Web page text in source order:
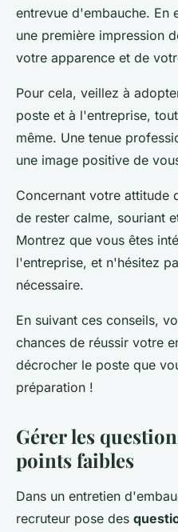
entrevue d'embauche. En
une première impression
votre apparence et de
Pour cela, veillez à
poste et à l'entreprise,
même. Une tenue
une image positive de
Concernant votre attitude
de rester calme, souriant
Montrez que vous êtes
l'entreprise, et n'hésitez
nécessaire.
En suivant ces conseils,
chances de réussir votre
décrocher le poste que
préparation !
Gérer les
points faibles
Dans un entretien
recruteur pose des